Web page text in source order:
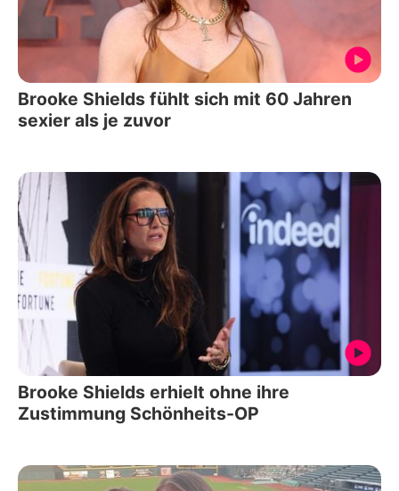
Brooke Shields fühlt sich mit 60 Jahren
sexier als je zuvor
Brooke Shields erhielt ohne ihre
Zustimmung Schönheits-OP